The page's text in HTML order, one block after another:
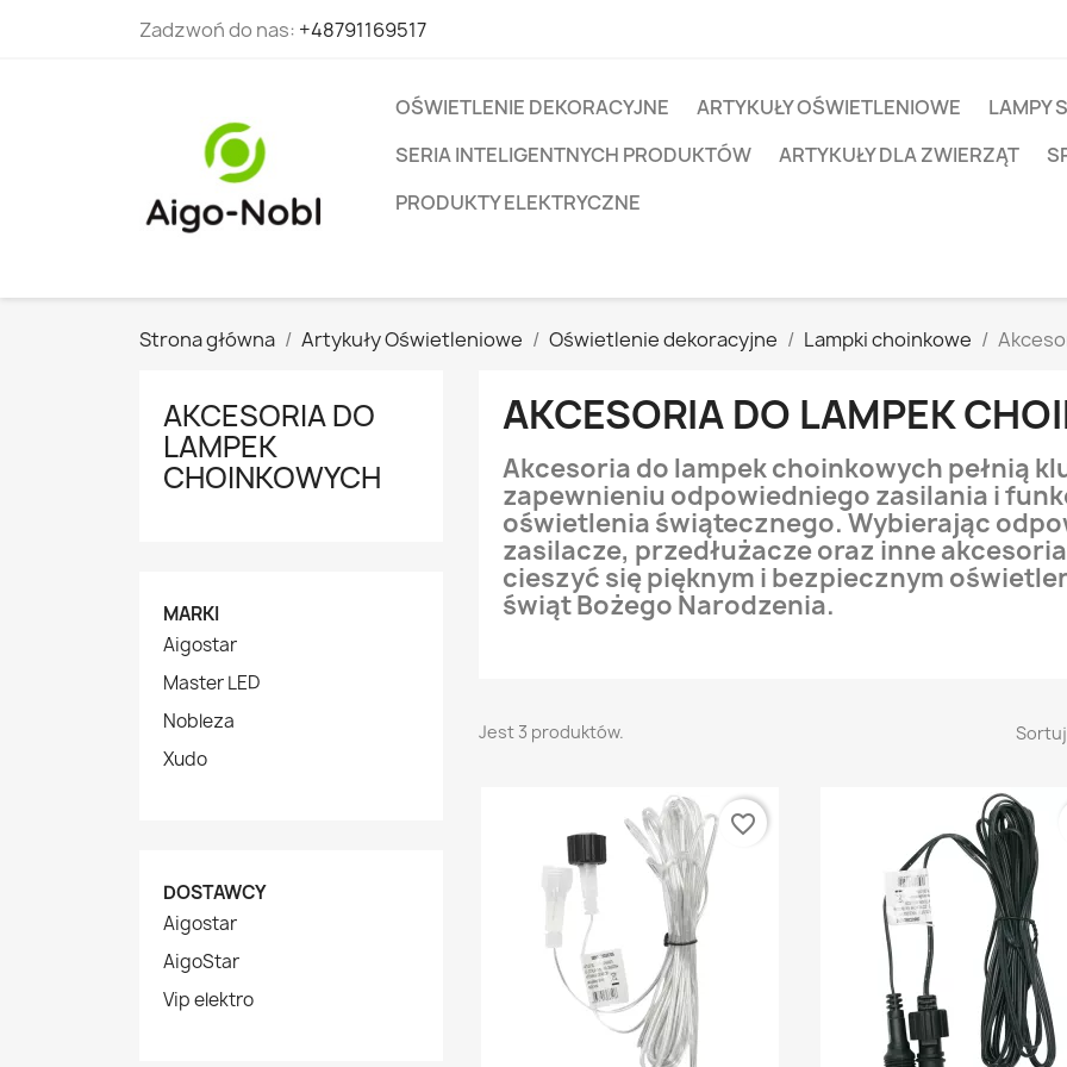
Zadzwoń do nas: +48791169517
OŚWIETLENIE DEKORACYJNE ARTYKUŁY OŚWIETLENIOWE LAMPY
SERIA INTELIGENTNYCH PRODUKTÓW
ARTYKUŁY DLA ZWIERZĄT
PRODUKTY ELEKTRYCZNE
Strona główna Artykuły Oświetleniowe Oświetlenie dekoracyjne Lampki choinkowe
AKCESORIA DO
LAMPEK
CHOINKOWYCH
MARKI
Aigostar
Master LED
Nobleza
Xudo
DOSTAWCY
Aigostar
AigoStar
Vip elektro
AKCESORIA DO LAMPEK
Akcesoria do lampek choinkowych pełnią
zapewnieniu odpowiedniego zasilania i
oświetlenia świątecznego. Wybierając
zasilacze, przedłużacze oraz inne
cieszyć się pięknym i bezpiecznym
świąt Bożego Narodzenia.
Jest 3 produktów.
favorite_border